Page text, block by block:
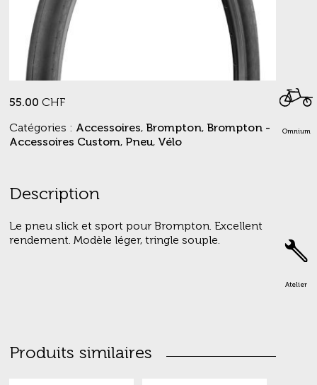
Omnium
Atelier
55.00 CHF
Catégories : Accessoires, Brompton, Brompton -
Accessoires Custom, Pneu, Vélo
Description
Le pneu slick et sport pour Brompton. Excellent
rendement. Modèle léger, tringle souple.
Produits similaires